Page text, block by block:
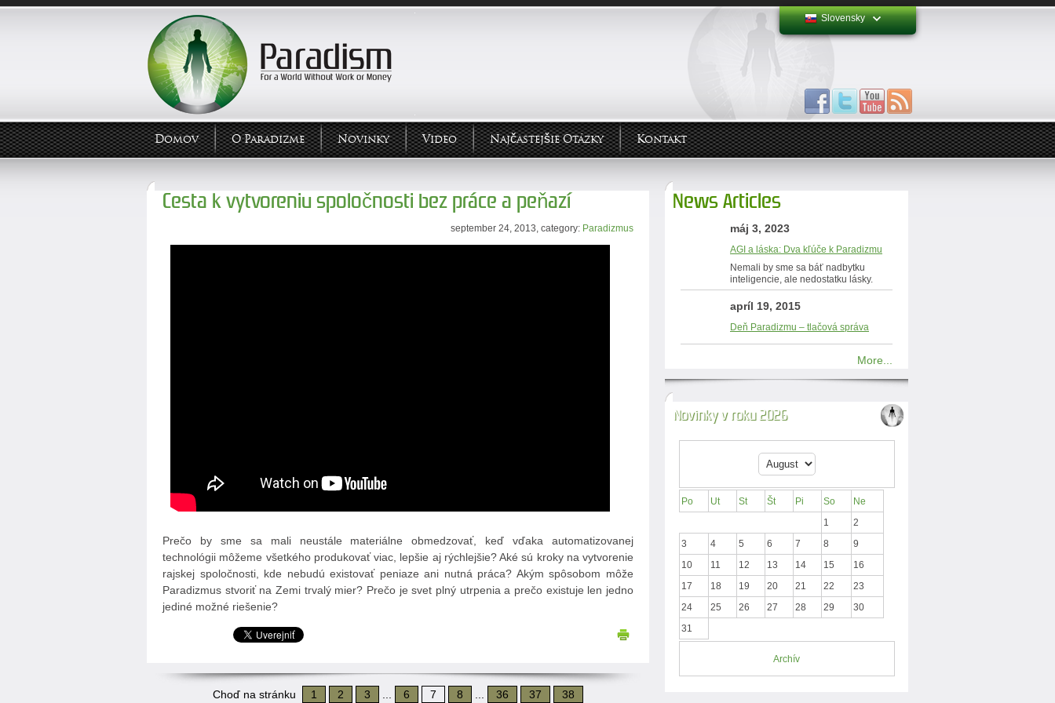
Slovensky
Domov O Paradizme Novinky Video Najčastejšie Otázky Kontakt
Cesta k vytvoreniu spoločnosti bez práce a peňazí
september 24, 2013, category: Paradizmus
Prečo by sme sa mali neustále materiálne obmedzovať, keď vďaka automatizovanej
technológii môžeme všetkého produkovať viac, lepšie aj rýchlejšie? Aké sú kroky na vytvorenie
rajskej spoločnosti, kde nebudú existovať peniaze ani nutná práca? Akým spôsobom môže
Paradizmus stvoriť na Zemi trvalý mier? Prečo je svet plný utrpenia a prečo existuje len jedno
jediné možné riešenie?
Choď na stránku 1 2 3 6 7 8 36 37 38
News Articles
máj 3, 2023
AGI a láska: Dva kľúče k Paradizmu
Nemali by sme sa báť nadbytku
inteligencie, ale nedostatku lásky.
apríl 19, 2015
Deň Paradizmu – tlačová správa
More...
Novinky v roku 2026
Po Ut St Št Pi So
Ne
1
2
3
4 5 6 7 8
9
10
11 12 13 14 15
16
17
18 19 20 21 22
23
24
25 26 27 28 29
30
31
Archív